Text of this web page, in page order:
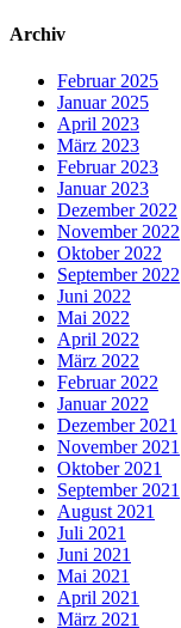
Archiv
Februar 2025
Januar 2025
April 2023
März 2023
Februar 2023
Januar 2023
Dezember 2022
November 2022
Oktober 2022
September 2022
Juni 2022
Mai 2022
April 2022
März 2022
Februar 2022
Januar 2022
Dezember 2021
November 2021
Oktober 2021
September 2021
August 2021
Juli 2021
Juni 2021
Mai 2021
April 2021
März 2021